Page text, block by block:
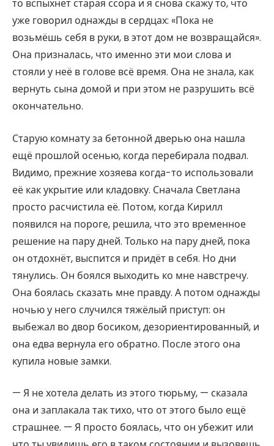
то вспыхнет старая ссора и я снова скажу то, что
уже говорил однажды в сердцах: «Пока не
возьмёшь себя в руки, в этот дом не возвращайся».
Она призналась, что именно эти мои слова и
стояли у неё в голове всё время. Она не знала, как
вернуть сына домой и при этом не разрушить всё
окончательно.
Старую комнату за бетонной дверью она нашла
ещё прошлой осенью, когда перебирала подвал.
Видимо, прежние хозяева когда-то использовали
её как укрытие или кладовку. Сначала Светлана
просто расчистила её. Потом, когда Кирилл
появился на пороге, решила, что это временное
решение на пару дней. Только на пару дней, пока
он отдохнёт, выспится и придёт в себя. Но дни
тянулись. Он боялся выходить ко мне навстречу.
Она боялась сказать мне правду. А потом однажды
ночью у него случился тяжёлый приступ: он
выбежал во двор босиком, дезориентированный, и
она едва вернула его обратно. После этого она
купила новые замки.
— Я не хотела делать из этого тюрьму, — сказала
она и заплакала так тихо, что от этого было ещё
страшнее. — Я просто боялась, что он убежит или